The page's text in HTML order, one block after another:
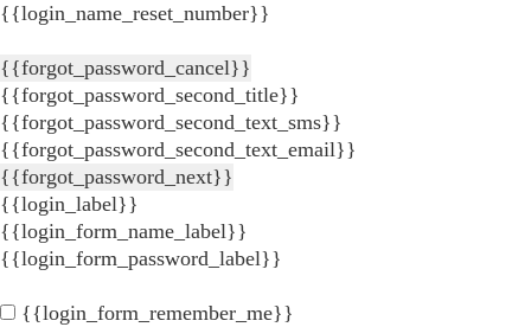
{{login_name_reset_number}}
{{forgot_password_cancel}}
{{forgot_password_second_title}}
{{forgot_password_second_text_sms}}
{{forgot_password_second_text_email}}
{{forgot_password_next}}
{{login_label}}
{{login_form_name_label}}
{{login_form_password_label}}
{{login_form_remember_me}}